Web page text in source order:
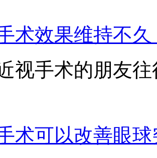
术效果维持不
视手术的朋友
术可以改善眼